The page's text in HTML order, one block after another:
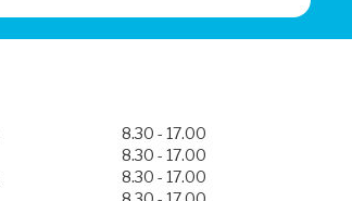
8.30 - 17.00
8.30 - 17.00
8.30 - 17.00